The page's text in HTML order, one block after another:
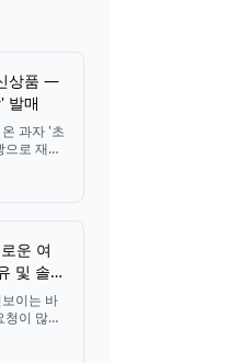
상품 —
발매
과자 '초
로 재탄
빵'은
만나
운 여
및 솔트
이는 바
이 많았
여름 브